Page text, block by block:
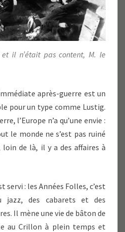
il n’était pas content, M. le
après-guerre est un
pour un type comme Lustig.
l’Europe n’a qu’une envie :
le monde ne s’est pas ruiné
loin de là, il y a des affaires à
servi : les Années Folles, c’est
jazz, des cabarets et des
Il mène une vie de bâton de
au Crillon à plein temps et